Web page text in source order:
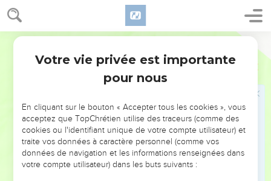
Marc 2
habit ; autrement la pièce neuve emporte une partie du vieil
habit, et la déchirure en devient plus mauvaise.
Et personne ne met du vin nouveau dans de vieilles
répand, et les outres sont perdues ; mais le vin nouveau doit
être mis dans des outres neuves.
Jésus et le sabbat
Et il arriva qu'il passait par les blés en un jour de sabbat ; et
ses disciples, chemin faisant, se mirent à arracher des épis.
Et les pharisiens lui dirent : Voici, pourquoi font-ils, le jour
Votre vie privée est importante
pour nous
En cliquant sur le bouton « Accepter tous les cookies », vous
acceptez que TopChrétien utilise des traceurs (comme des
cookies ou l'identifiant unique de votre compte utilisateur) et
traite vos données à caractère personnel (comme vos
données de navigation et les informations renseignées dans
votre compte utilisateur) dans les buts suivants :